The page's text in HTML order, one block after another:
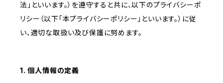
法」といいます。）を遵守すると共に、以下のプライバシーポ
リシー（以下「本プライバシーポリシー」といいます。）に従
い、適切な取扱い及び保護に努めます。
1. 個人情報の定義